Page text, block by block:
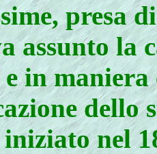
presa
assunto la
in maniera
dello
iniziato nel